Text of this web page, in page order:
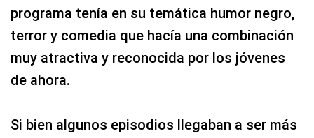
programa tenía en su temática humor negro,
terror y comedia que hacía una combinación
muy atractiva y reconocida por los jóvenes
de ahora.
Si bien algunos episodios llegaban a ser más